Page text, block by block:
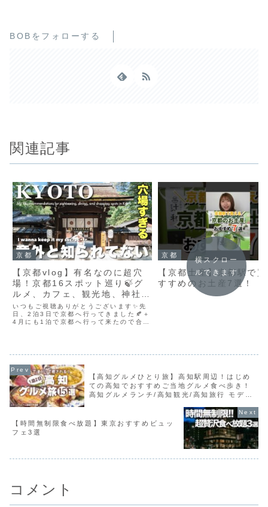
BOBをフォローする
関連記事
京都
【京都vlog】有名なのに超穴
場！京都16スポット巡り🍃グ
ルメ、カフェ、観光地、神社仏
閣、買い物 etc…
いつもご視聴ありがとうございます✨先
日、2泊3日で京都へ行ってきました🍂＋
4月にも1泊で京都へ行って来たので合計
京都
【京都土産】京都駅で
すすめのお土産7選！
横スクロー
ルできます
【高知グルメひとり旅】高知駅周辺！はじめ
ての高知でおすすめご当地グルメ食べ歩き！
高知グルメランチ/高知観光/高知旅行 モデル
【時間無制限食べ放題】東京おすすめビュッ
フェ3選
コメント